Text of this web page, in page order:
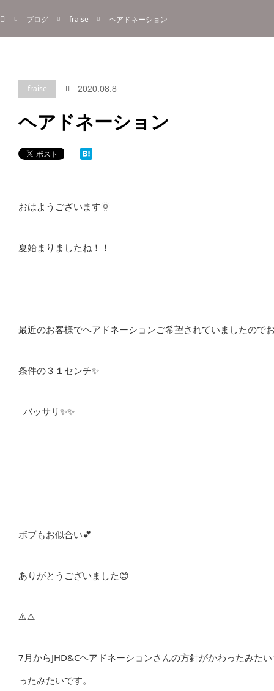
menu
Information
ご予約
ブログ
fraise ヘアドネーション
fraise 2020.08.8
ヘアドネーション
おはようございます🌞
夏始まりましたね！！
最近のお客様でヘアドネーションご希望されていましたので
条件の３１センチ✨
バッサリ✨✨
ボブもお似合い💕
ありがとうございました😊
⚠️⚠️
7月からJHD&Cヘアドネーションさんの方針がかわったみた
ったみたいです。